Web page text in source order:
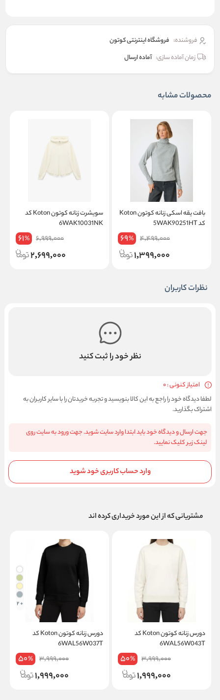
فروشنده: فروشگاه اینترنتی کوتون
زمان آماده سازی: آماده ارسال
محصولات مشابه
بافت یقه اسکی زنانه کوتون Koton
کد 5WAK90251HT
4,499,000
69%
1,399,000
سویشرت زنانه کوتون Koton کد
6WAK10031NK
6,999,000
61%
2,699,000
نظرات کاربران
نظر خود را ثبت کنید
امتیاز کنونی : 0
لطفا دیدگاه خود را راجع به این کالا بنویسید و تجربه خریدتان را با سایر کاربران به
اشتراک بگذارید.
جهت ارسال و دیدگاه خود باید ابتدا وارد سایت شوید. جهت ورود به سایت روی
لینک زیر کلیک نمایید.
وارد حساب کاربری خود شوید
مشتریانی که از این مورد خریداری کرده اند
دورس زنانه کوتون Koton کد
6WAL56W043T
3,999,000
50%
1,999,000
+ 2
دورس زنانه کوتون Koton کد
6WAL56W037T
3,999,000
50%
1,999,000